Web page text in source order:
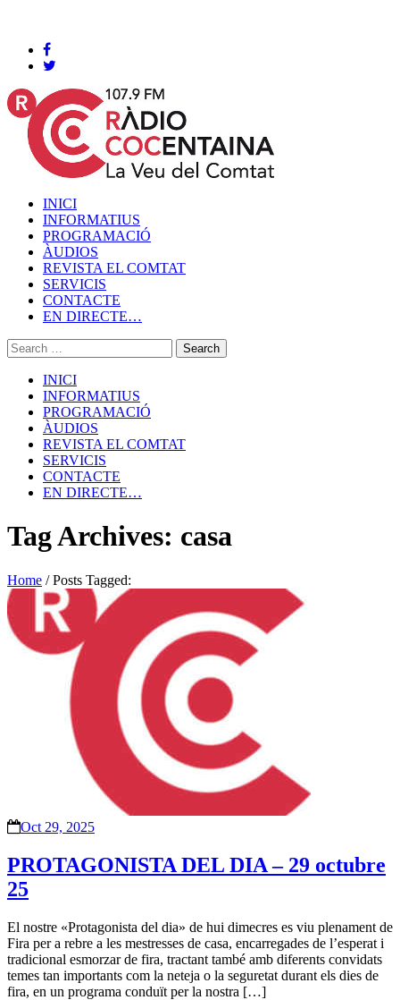
INICI
INFORMATIUS
PROGRAMACIÓ
ÀUDIOS
REVISTA EL COMTAT
SERVICIS
CONTACTE
EN DIRECTE…
INICI
INFORMATIUS
PROGRAMACIÓ
ÀUDIOS
REVISTA EL COMTAT
SERVICIS
CONTACTE
EN DIRECTE…
Tag Archives: casa
Home /Posts Tagged:
Oct 29, 2025
PROTAGONISTA DEL DIA – 29 octubre
25
El nostre «Protagonista del dia» de hui dimecres es viu plenament de
Fira per a rebre a les mestresses de casa, encarregades de l’esperat i
tradicional esmorzar de fira, tractant també amb diferents convidats
temes tan importants com la neteja o la seguretat durant els dies de
fira, en un programa conduït per la nostra […]